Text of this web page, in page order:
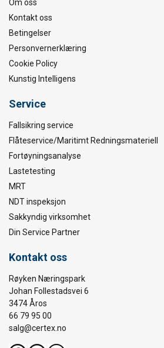
Om oss
Kontakt oss
Betingelser
Personvernerklæring
Cookie Policy
Kunstig Intelligens
Service
Fallsikring service
Flåteservice/Maritimt Redningsmateriell
Fortøyningsanalyse
Lastetesting
MRT
NDT inspeksjon
Sakkyndig virksomhet
Din Service Partner
Kontakt oss
Røyken Næringspark
Johan Follestadsvei 6
3474 Åros
66 79 95 00
salg@certex.no